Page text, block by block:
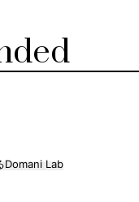
Domani Lab